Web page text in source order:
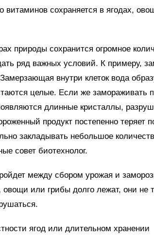
витаминов сохраняется в ягодах,
природы сохранится огромное
ряд важных условий. К примеру,
внутри клеток вода
целые. Если же замораживать
длинные кристаллы,
продукт постепенно теряет
закладывать небольшое
совет биотехнолог.
между сбором урожая и
овощи или грибы долго лежат, они не
ягод или длительном